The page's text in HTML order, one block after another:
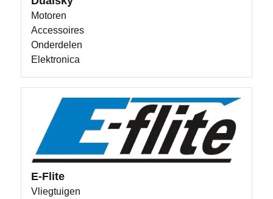
Motoren
Accessoires
Onderdelen
Elektronica
E-Flite
Vliegtuigen